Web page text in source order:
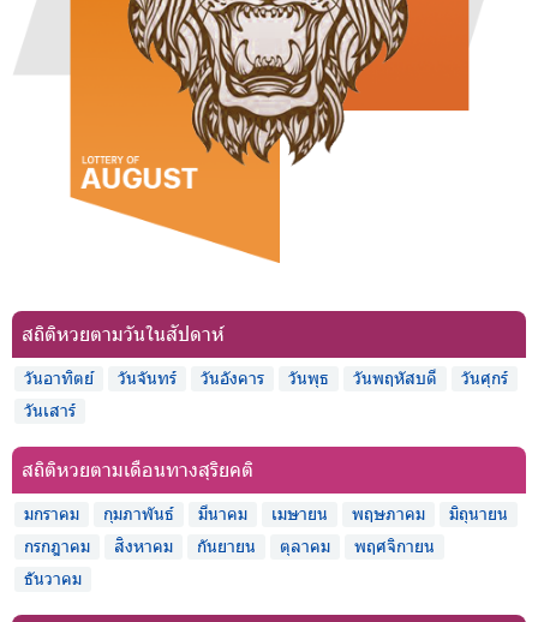
สถิติหวยตามวันในสัปดาห์
วันอาทิตย์ วันจันทร์ วันอังคาร วันพุธ วันพฤหัสบดี
วันศุกร์
วันเสาร์
สถิติหวยตามเดือนทางสุริยคติ
มกราคม กุมภาพันธ์ มีนาคม เมษายน พฤษภาคม
มิถุนายน
กรกฎาคม
สิงหาคม กันยายน ตุลาคม
พฤศจิกายน
ธันวาคม